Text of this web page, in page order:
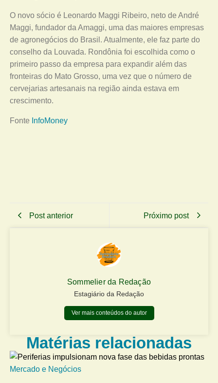
O novo sócio é Leonardo Maggi Ribeiro, neto de André
Maggi, fundador da Amaggi, uma das maiores empresas
de agronegócios do Brasil. Atualmente, ele faz parte do
conselho da Louvada. Rondônia foi escolhida como o
primeiro passo da empresa para expandir além das
fronteiras do Mato Grosso, uma vez que o número de
cervejarias artesanais na região ainda estava em
crescimento.
Fonte InfoMoney
Post anterior Próximo post
Sommelier da Redação
Estagiário da Redação
Ver mais conteúdos do autor
Matérias relacionadas
Mercado e Negócios